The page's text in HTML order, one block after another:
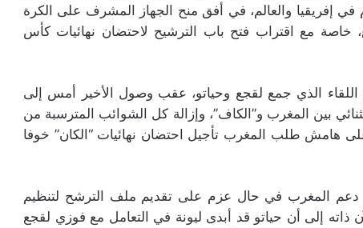
إفريقيا والعالم، في أفق منح الجهاز المشرف على الكرة
خاصة مع اقتراب فتح باب الترشيح لاحتضان نهائيات كأس
الذي جمع لقجع وحياتو، عقب وصول الأخير أمس إلى
بين المغرب و”الكاف”، وإزالة كل الشوائب المترسبة من
هامش طلب المغرب تأجيل احتضان نهائيات “الكان” خوفا
دعم المغرب في حال عزم على تقديم ملف الترشح لتنظيم
في الآن ذاته إلى أن حياتو قد أبدى ليونة في التعامل مع فوزي لقجع